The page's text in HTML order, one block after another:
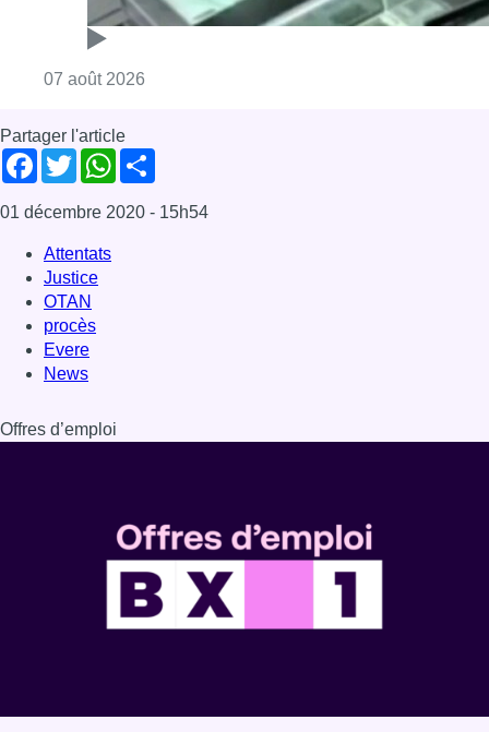
07 août 2026
Partager l'article
Facebook
TwitterWhatsApp
01 décembre 2020 - 15h54
Attentats
Justice
OTAN
procès
Evere
News
Offres d’emploi